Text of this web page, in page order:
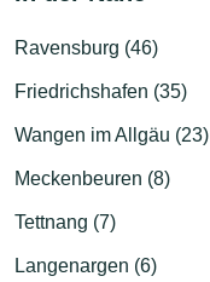
Ravensburg (46)
Friedrichshafen (35)
Wangen im Allgäu (23)
Meckenbeuren (8)
Tettnang (7)
Langenargen (6)